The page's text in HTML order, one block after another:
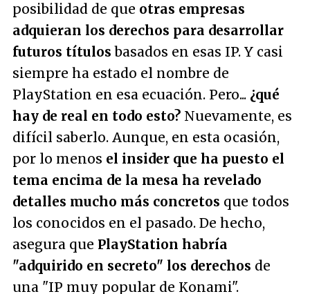
posibilidad de que otras empresas
adquieran los derechos para desarrollar
futuros títulos basados en esas IP. Y casi
siempre ha estado el nombre de
PlayStation en esa ecuación. Pero... ¿qué
hay de real en todo esto? Nuevamente, es
difícil saberlo. Aunque, en esta ocasión,
por lo menos el insider que ha puesto el
tema encima de la mesa ha revelado
detalles mucho más concretos que todos
los conocidos en el pasado. De hecho,
asegura que PlayStation habría
"adquirido en secreto" los derechos de
una "IP muy popular de Konami".